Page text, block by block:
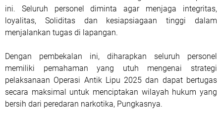
ini. Seluruh personel diminta agar menjaga integritas,
loyalitas, Soliditas dan kesiapsiagaan tinggi dalam
menjalankan tugas di lapangan.
Dengan pembekalan ini, diharapkan seluruh personel
memiliki pemahaman yang utuh mengenai strategi
pelaksanaan Operasi Antik Lipu 2025 dan dapat bertugas
secara maksimal untuk menciptakan wilayah hukum yang
bersih dari peredaran narkotika, Pungkasnya.